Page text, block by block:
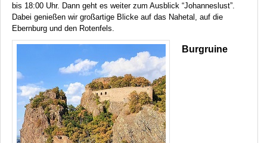
bis 18:00 Uhr. Dann geht es weiter zum Ausblick “Johanneslust”.
Dabei genießen wir großartige Blicke auf das Nahetal, auf die
Ebernburg und den Rotenfels.
Burgruine